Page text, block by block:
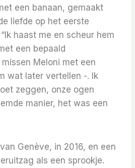
een banaan, gemaakt
liefde op het eerste
haast me en scheur hem
een bepaald
Meloni met een
wat later vertellen -. Ik
zeggen, onze ogen
manier, het was een
Genève, in 2016, en een
als een sprookje.